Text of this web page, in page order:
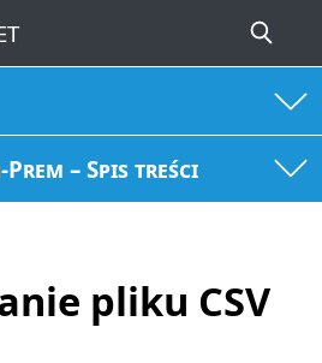
Prem – Spis treści
pliku CSV